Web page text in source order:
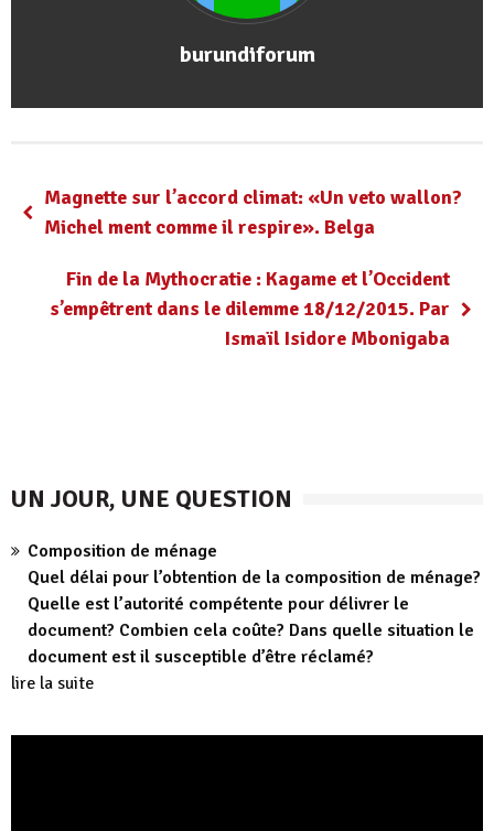
burundiforum
Magnette sur l’accord climat: «Un veto wallon?
Michel ment comme il respire». Belga
Fin de la Mythocratie : Kagame et l’Occident
s’empêtrent dans le dilemme 18/12/2015. Par
Ismaïl Isidore Mbonigaba
UN JOUR, UNE QUESTION
Composition de ménage
Quel délai pour l’obtention de la composition de ménage?
Quelle est l’autorité compétente pour délivrer le
document? Combien cela coûte? Dans quelle situation le
document est il susceptible d’être réclamé?
lire la suite